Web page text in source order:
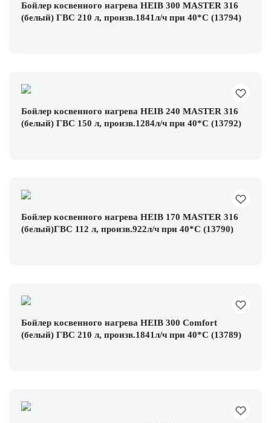
Бойлер косвенного нагрева HEIB 300 MASTER 316
(белый) ГВС 210 л, произв.1841л/ч при 40*С (13794)
Бойлер косвенного нагрева HEIB 240 MASTER 316
(белый) ГВС 150 л, произв.1284л/ч при 40*С (13792)
Бойлер косвенного нагрева HEIB 170 MASTER 316
(белый)ГВС 112 л, произв.922л/ч при 40*С (13790)
Бойлер косвенного нагрева HEIB 300 Comfort
(белый) ГВС 210 л, произв.1841л/ч при 40*С (13789)